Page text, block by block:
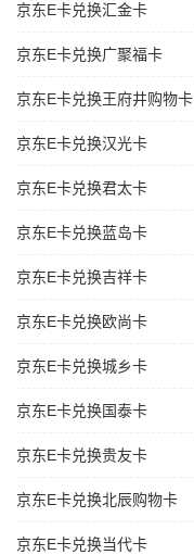
京东E卡兑换汇金卡
京东E卡兑换广聚福卡
京东E卡兑换王府井购物卡
京东E卡兑换汉光卡
京东E卡兑换君太卡
京东E卡兑换蓝岛卡
京东E卡兑换吉祥卡
京东E卡兑换欧尚卡
京东E卡兑换城乡卡
京东E卡兑换国泰卡
京东E卡兑换贵友卡
京东E卡兑换北辰购物卡
京东E卡兑换当代卡